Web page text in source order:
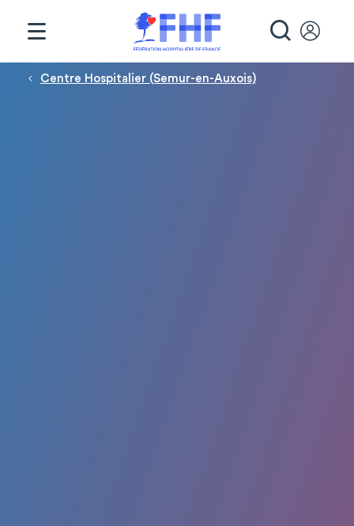
Fil d'Ariane
Centre Hospitalier (Semur-en-Auxois)
Panneau de gestion des cookies